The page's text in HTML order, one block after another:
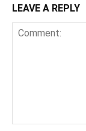
LEAVE A REPLY